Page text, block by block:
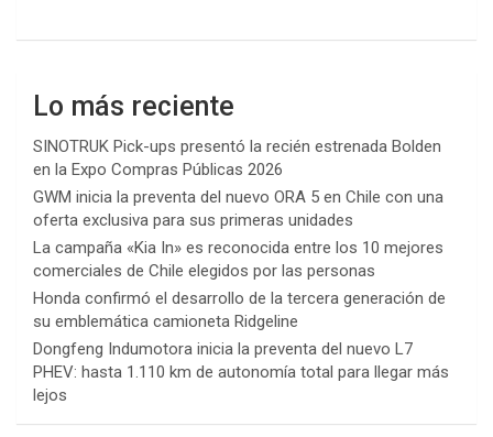
Lo más reciente
SINOTRUK Pick-ups presentó la recién estrenada Bolden
en la Expo Compras Públicas 2026
GWM inicia la preventa del nuevo ORA 5 en Chile con una
oferta exclusiva para sus primeras unidades
La campaña «Kia In» es reconocida entre los 10 mejores
comerciales de Chile elegidos por las personas
Honda confirmó el desarrollo de la tercera generación de
su emblemática camioneta Ridgeline
Dongfeng Indumotora inicia la preventa del nuevo L7
PHEV: hasta 1.110 km de autonomía total para llegar más
lejos